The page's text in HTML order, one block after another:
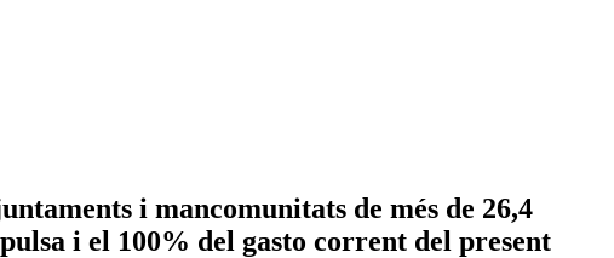
i mancomunitats de més de 26,4
i el 100% del gasto corrent del present